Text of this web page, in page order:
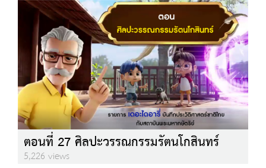
ตอนที่ 27 ศิลปะวรรณกรรมรัตนโกสินทร์
5,226 views